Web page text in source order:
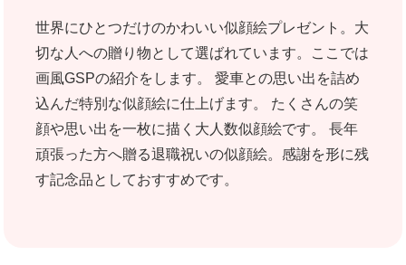
世界にひとつだけのかわいい似顔絵プレゼント。大
切な人への贈り物として選ばれています。ここでは
画風GSPの紹介をします。 愛車との思い出を詰め
込んだ特別な似顔絵に仕上げます。 たくさんの笑
顔や思い出を一枚に描く大人数似顔絵です。 長年
頑張った方へ贈る退職祝いの似顔絵。感謝を形に残
す記念品としておすすめです。